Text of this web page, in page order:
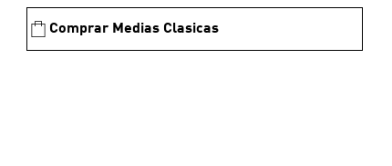
Comprar Medias Clasicas